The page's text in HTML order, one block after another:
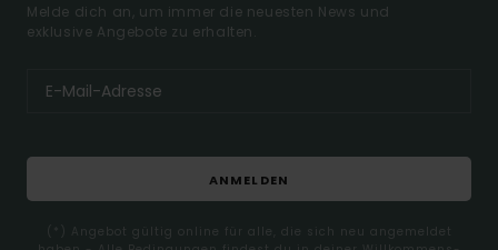
Melde dich an, um immer die neuesten News und
exklusive Angebote zu erhalten.
ANMELDEN
(*) Angebot gültig online für alle, die sich neu angemeldet